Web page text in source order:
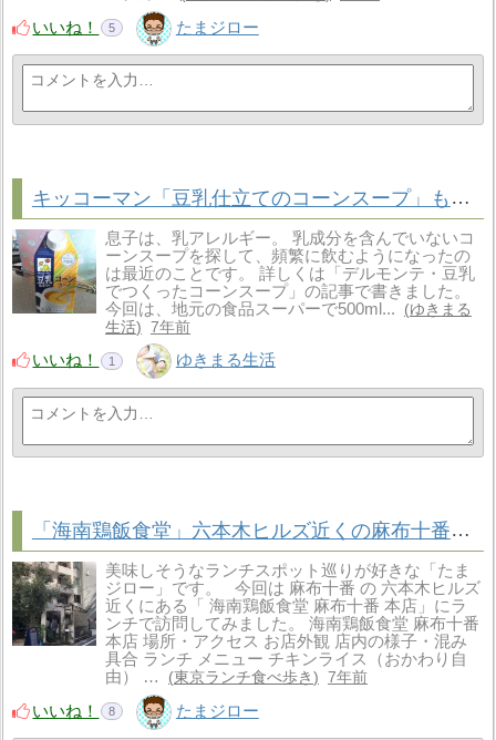
いいね！ 5 たまジロー
キッコーマン「豆乳仕立てのコーンスープ」も乳成分が不使用！アレルギー物質27品目は大豆だけ
息子は、乳アレルギー。 乳成分を含んでいないコ
ーンスープを探して、頻繁に飲むようになったの
は最近のことです。 詳しくは「デルモンテ・豆乳
でつくったコーンスープ」の記事で書きました。
今回は、地元の食品スーパーで500ml...
ゆきまる
生活
7年前
いいね！ 1 ゆきまる生活
「海南鶏飯食堂」六本木ヒルズ近くの麻布十番のチキンライスランチ
美味しそうなランチスポット巡りが好きな「たま
ジロー」です。 今回は 麻布十番 の 六本木ヒルズ
近くにある「 海南鶏飯食堂 麻布十番 本店」にラ
ンチで訪問してみました。 海南鶏飯食堂 麻布十番
本店 場所・アクセス お店外観 店内の様子・混み
具合 ランチ メニュー チキンライス（おかわり自
由） …
東京ランチ食べ歩き 7年前
いいね！ 8 たまジロー